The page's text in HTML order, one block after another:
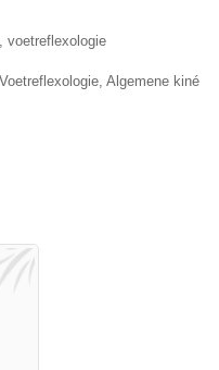
voetreflexologie
Algemene kiné